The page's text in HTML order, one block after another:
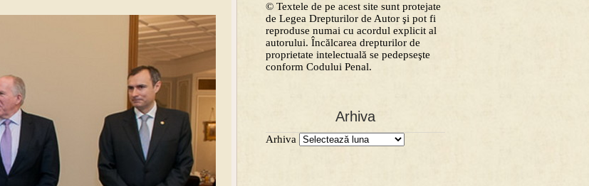
© Textele de pe acest site sunt protejate
de Legea Drepturilor de Autor şi pot fi
reproduse numai cu acordul explicit al
autorului. Încălcarea drepturilor de
proprietate intelectuală se pedepseşte
conform Codului Penal.
Arhiva
Arhiva